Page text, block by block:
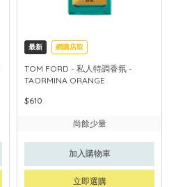
最新 網購店取
TOM FORD - 私人特調香氛 -
TAORMINA ORANGE
$610
尚餘少量
加入購物車
立即選購